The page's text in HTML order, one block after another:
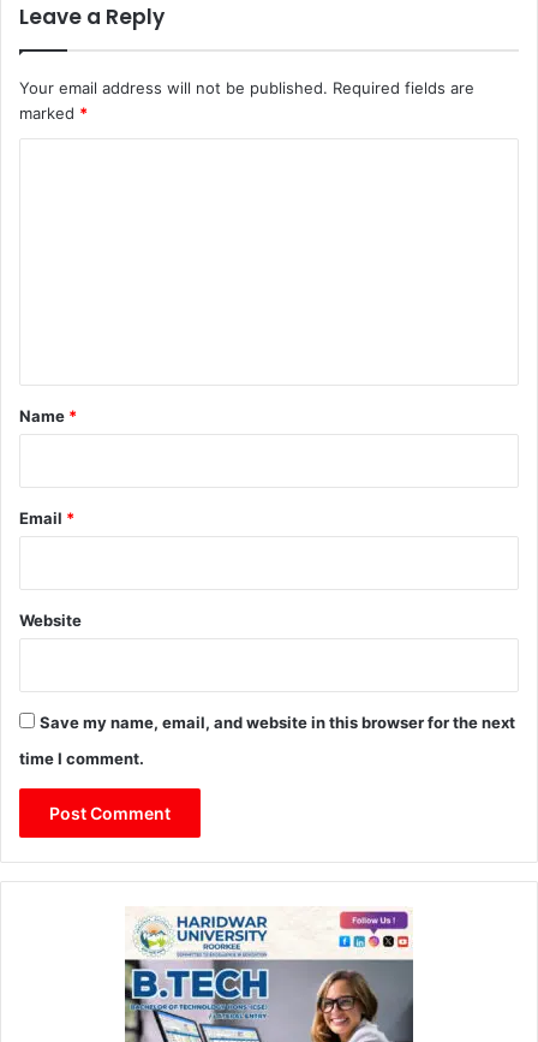
Leave a Reply
Your email address will not be published. Required fields are
marked *
*
Name *
Email *
Website
Save my name, email, and website in this browser for the next
time I comment.